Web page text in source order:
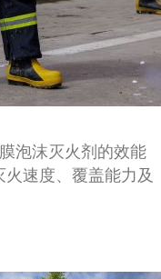
泡沫灭火剂的效能
速度、覆盖能力及